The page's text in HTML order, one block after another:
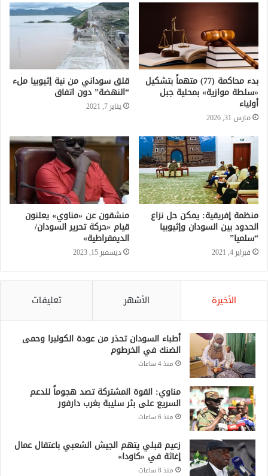
بدء محاكمة (77) متهماً بتشكيل
«سلطة موازية» بمحلية جبل
أولياء
مارس 31, 2026
قلق سوداني من نية إثيوبيا ملء
“النهضة” دون اتفاق
يناير 7, 2021
منظمة إفريقية: يمكن حل نزاع
الحدود بين السودان وإثيوبيا
“سلميا”
فبراير 4, 2021
منشقون عن «مناوي» يعلنون
قيام «حركة تحرير السودان/
الديمقراطية»
ديسمبر 15, 2023
الأخيرة الأشهر تعليقات
أطباء السودان تحذر من عودة الكوليرا وحمى
الضنك في الخرطوم
منذ 4 ساعات
مناوي: القوة المشتركة تصد هجوماً للدعم
السريع على بئر سليبة بغرب دارفور
منذ 6 ساعات
زعيم قبلي يتهم الجيش الشعبي باعتقال عمال
إغاثة في «كاودا»
منذ 8 ساعات